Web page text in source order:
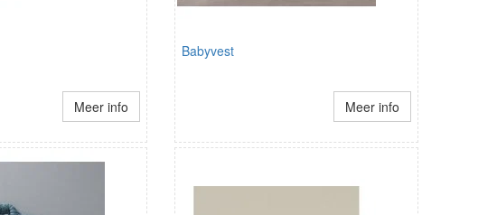
Meer info
Babyvest
Meer info